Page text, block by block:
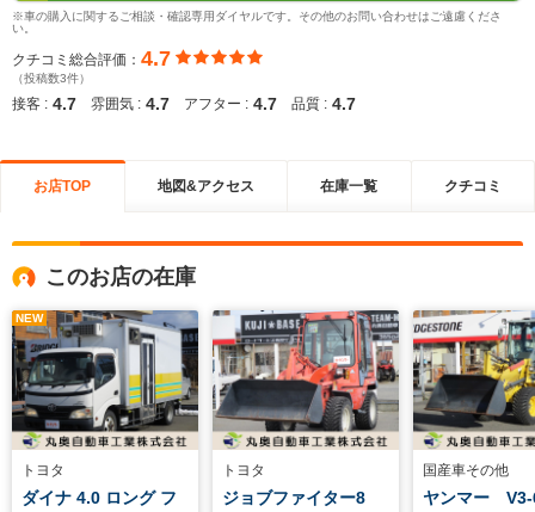
※車の購入に関するご相談・確認専用ダイヤルです。その他のお問い合わせはご遠慮くださ
い。
クチコミ総合評価： 4.7
（投稿数3件）
接客 : 4.7 雰囲気 : 4.7 アフター : 4.7 品質 : 4.7
お店TOP 地図&アクセス 在庫一覧 クチコミ
このお店の在庫
NEW
トヨタ
ダイナ 4.0 ロング フ
トヨタ
ジョブファイター8
国産車その他
ヤンマー V3-